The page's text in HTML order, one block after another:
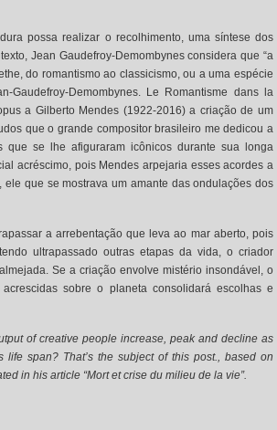
possa realizar o recolhimento, uma síntese dos
Jean Gaudefroy-Demombynes considera que “a
do romantismo ao classicismo, ou a uma espécie
Gaudefroy-Demombynes. Le Romantisme dans la
a Gilberto Mendes (1922-2016) a criação de um
que o grande compositor brasileiro me dedicou a
que se lhe afiguraram icônicos durante sua longa
acréscimo, pois Mendes arpejaria esses acordes a
que se mostrava um amante das ondulações dos
a arrebentação que leva ao mar aberto, pois
ultrapassado outras etapas da vida, o criador
Se a criação envolve mistério insondável, o
sobre o planeta consolidará escolhas e
of creative people increase, peak and decline as
span? That’s the subject of this post., based on
in his article “Mort et crise du milieu de la vie”.